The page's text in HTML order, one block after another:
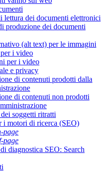
lettura dei documenti elettronici
produzione dei documenti
(alt text) per le immagini
i video
per i video
e privacy
di contenuti prodotti dalla
di contenuti non prodotti
soggetti ritratti
i motori di ricerca (SEO)
page
page
diagnostica SEO: Search